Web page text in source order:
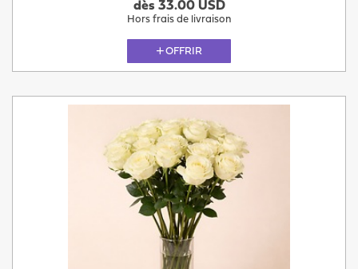
dès 33.00 USD
Hors frais de livraison
OFFRIR